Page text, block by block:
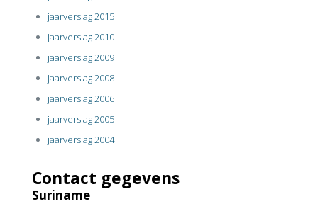
jaarverslag 2015
jaarverslag 2010
jaarverslag 2009
jaarverslag 2008
jaarverslag 2006
jaarverslag 2005
jaarverslag 2004
Contact gegevens
Suriname